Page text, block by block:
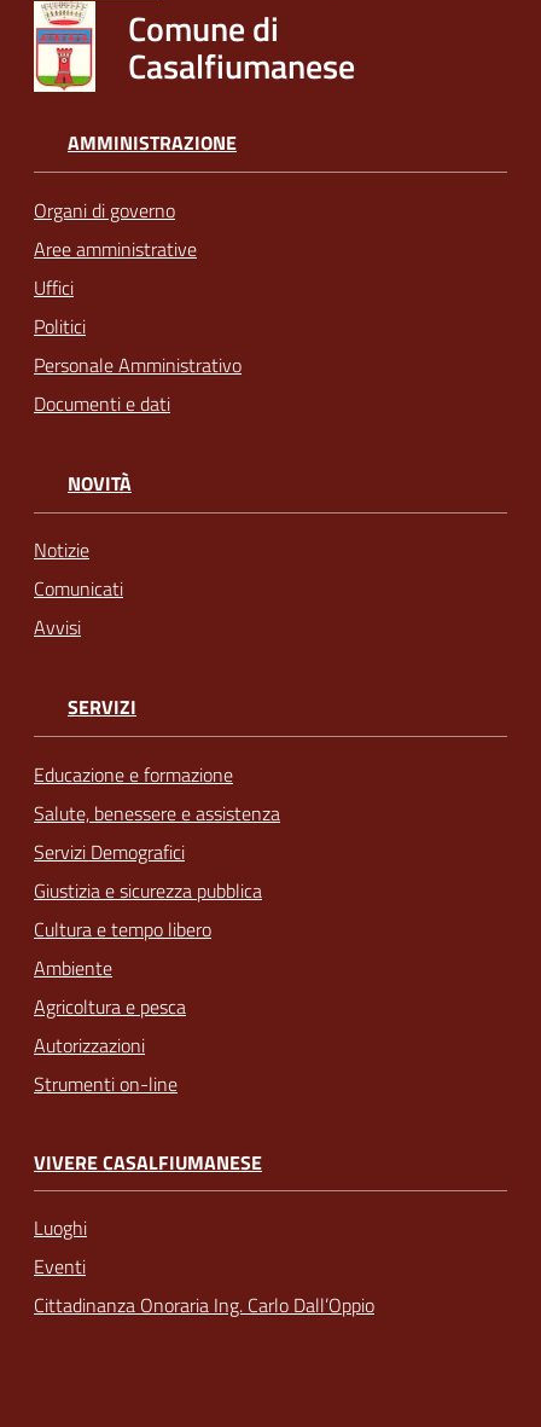
Comune di
Casalfiumanese
AMMINISTRAZIONE
Organi di governo
Aree amministrative
Uffici
Politici
Personale Amministrativo
Documenti e dati
NOVITÀ
Notizie
Comunicati
Avvisi
SERVIZI
Educazione e formazione
Salute, benessere e assistenza
Servizi Demografici
Giustizia e sicurezza pubblica
Cultura e tempo libero
Ambiente
Agricoltura e pesca
Autorizzazioni
Strumenti on-line
VIVERE CASALFIUMANESE
Luoghi
Eventi
Cittadinanza Onoraria Ing. Carlo Dall’Oppio